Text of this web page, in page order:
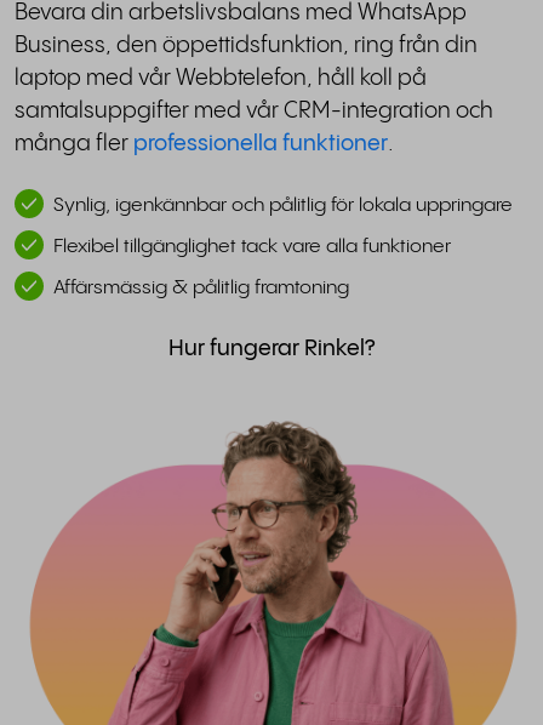
Bevara din arbetslivsbalans med WhatsApp
Business, den öppettidsfunktion, ring från din
laptop med vår Webbtelefon, håll koll på
samtalsuppgifter med vår CRM-integration och
många fler professionella funktioner.
Synlig, igenkännbar och pålitlig för lokala uppringare
Flexibel tillgänglighet tack vare alla funktioner
Affärsmässig & pålitlig framtoning
Hur fungerar Rinkel?